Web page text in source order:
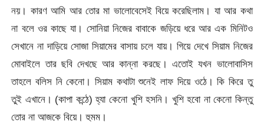
নয়। কারণ আমি আর তোর মা ভালোবেসেই বিয়ে করেছিলাম। যা আর কথা
না বলে ওর কাছে যা। সোনিয়া নিজের বাবাকে জড়িয়ে ধরে আর এক মিনিটও
সেখানে না দাড়িয়ে সোজা সিয়ামের বাসায় চলে যায়। গিয়ে দেখে সিয়াম নিজের
মোবাইলে তার ছবি দেখছে আর কান্না করছে। এতোই যখন ভালোবাসিস
তাহলে বলিস নি কেনো। সিয়াম কথাটা শুনেই লাফ দিয়ে ওঠে। কি কিরে তু
তুই এখানে। (কাপা কন্ঠে) হ্যা কেনো খুশি হসনি। খুশি হবো না কেনো কিন্তু
তোর না আজকে বিয়ে। হুমম।